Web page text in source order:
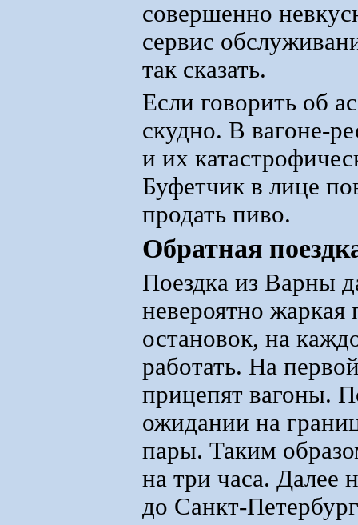
совершенно
сервис
так сказать.
Если говорить об
скудно. В вагоне-
и их
Буфетчик в лице
продать пиво.
Обратная
Поездка из Варны
невероятно жаркая
остановок, на
работать. На
прицепят вагоны.
ожидании на
пары. Таким
на три часа. Далее
до Санкт-